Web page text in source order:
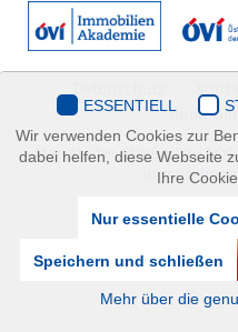
Mariahilfer Straße 116/
ESSENTIELL
Wir verwenden Cookies zur
dabei helfen, diese Webseite
Ihre
Nur essentielle
Speichern und schließen
Mehr über die